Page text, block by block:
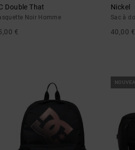
Double That
Noir Homme
€
Nickel
Sac à
40,00 €